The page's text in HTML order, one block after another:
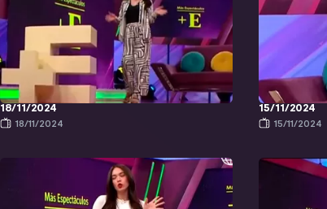
18/11/2024
18/11/2024
15/11/2024
15/11/2024